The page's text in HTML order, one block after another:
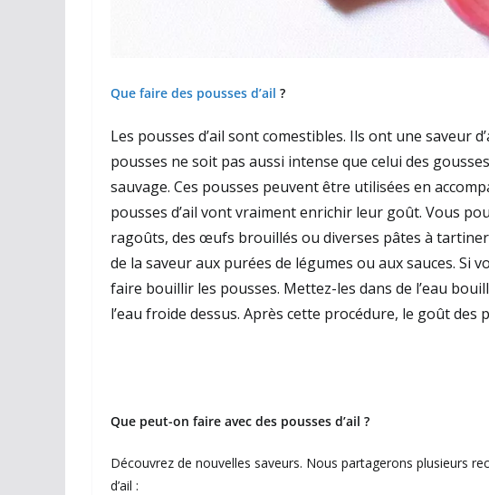
Que faire des pousses d’ail ?
Les pousses d’ail sont comestibles. Ils ont une saveur
pousses ne soit pas aussi intense que celui des
sauvage. Ces pousses peuvent être utilisées en
pousses d’ail vont vraiment enrichir leur goût. Vous
ragoûts, des œufs brouillés ou diverses pâtes à
de la saveur aux purées de légumes ou aux sauces. Si
faire bouillir les pousses. Mettez-les dans de l’eau
l’eau froide dessus. Après cette procédure, le goût des
Que peut-on faire avec des pousses d’ail ?
Découvrez de nouvelles saveurs. Nous partagerons plusieurs
d’ail :